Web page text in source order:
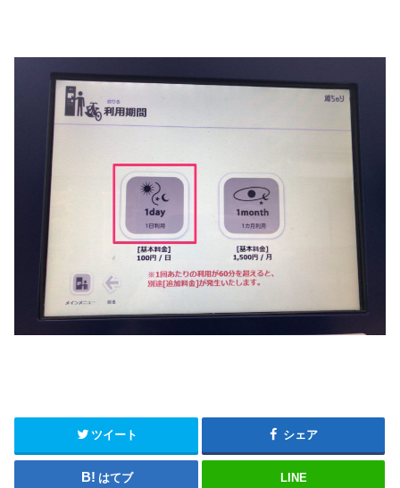
ツイート シェア
はてブ LINE